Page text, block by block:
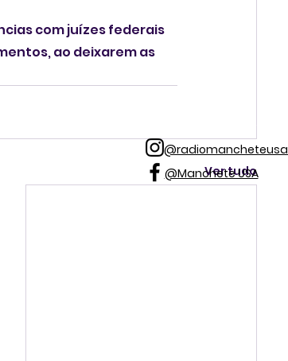
com juízes federais
ao deixarem as
Ver tudo
@radiomancheteusa
@Manchete USA